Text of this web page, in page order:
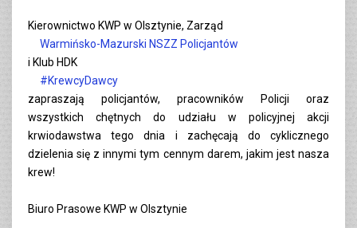
Kierownictwo KWP w Olsztynie, Zarząd
Warmińsko-Mazurski NSZZ Policjantów
i Klub HDK
#KrewcyDawcy
zapraszają policjantów, pracowników Policji oraz
wszystkich chętnych do udziału w policyjnej akcji
krwiodawstwa tego dnia i zachęcają do cyklicznego
dzielenia się z innymi tym cennym darem, jakim jest nasza
krew!
Biuro Prasowe KWP w Olsztynie